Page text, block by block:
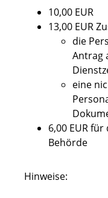
10,00 EUR
13,00 EUR
die
Antrag
eine
6,00 EUR
Behörde
Hinweise: